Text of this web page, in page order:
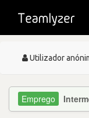
Toggle
Utilizador